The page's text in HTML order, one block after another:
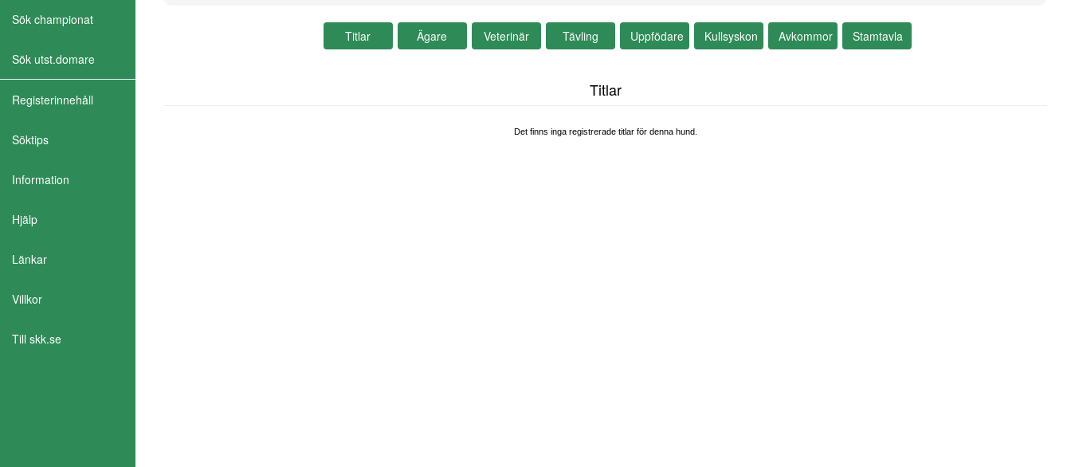
Sök championat
Sök utst.domare
Registerinnehåll
Söktips
Information
Hjälp
Länkar
Villkor
Till skk.se
Titlar
Det finns inga registrerade titlar för denna hund.
Aktivera Talande Webb